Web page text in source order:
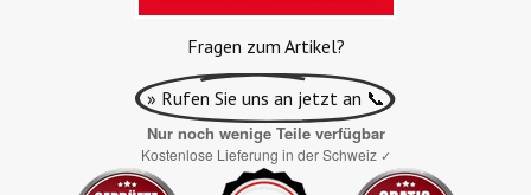
Fragen zum Artikel?
» Rufen Sie uns an jetzt an 📞
Nur noch wenige Teile verfügbar
Kostenlose Lieferung in der Schweiz ✓